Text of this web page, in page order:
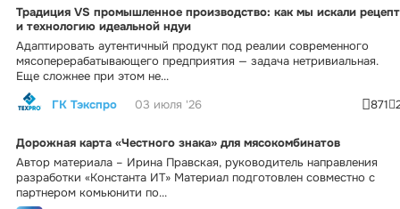
Традиция VS промышленное производство: как мы искали рецепт
и технологию идеальной ндуи
Адаптировать аутентичный продукт под реалии современного
мясоперерабатывающего предприятия — задача нетривиальная.
Еще сложнее при этом не...
ГК Тэкспро
03 июля '26 871
Дорожная карта «Честного знака» для мясокомбинатов
Автор материала – Ирина Правская, руководитель направления
разработки «Константа ИТ» Материал подготовлен совместно с
партнером комьюнити по...